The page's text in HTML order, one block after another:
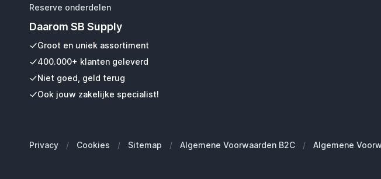
Reserve onderdelen
Daarom SB Supply
Groot en uniek assortiment
400.000+ klanten geleverd
Niet goed, geld terug
Ook jouw zakelijke specialist!
Privacy / Cookies / Sitemap / Algemene Voorwaarden B2C / Algemene